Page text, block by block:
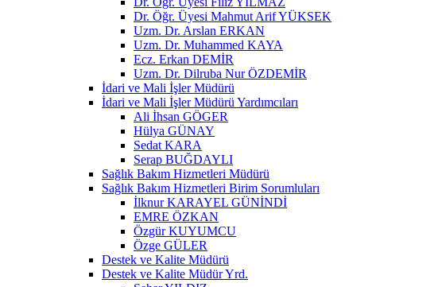
Dr. Öğr. Üyesi Mahmut Arif YÜKSEK
Uzm. Dr. Arslan ERKAN
Uzm. Dr. Muhammed KAYA
Ecz. Erkan DEMİR
Uzm. Dr. Dilruba Nur ÖZDEMİR
İdari ve Mali İşler Müdürü
İdari ve Mali İşler Müdürü Yardımcıları
Ali İhsan GÖGER
Hülya GÜNAY
Sedat KARA
Serap BUĞDAYLI
Sağlık Bakım Hizmetleri Müdürü
Sağlık Bakım Hizmetleri Birim Sorumluları
İlknur KARAYEL GÜNİNDİ
EMRE ÖZKAN
Özgür KUYUMCU
Özge GÜLER
Destek ve Kalite Müdürü
Destek ve Kalite Müdür Yrd.